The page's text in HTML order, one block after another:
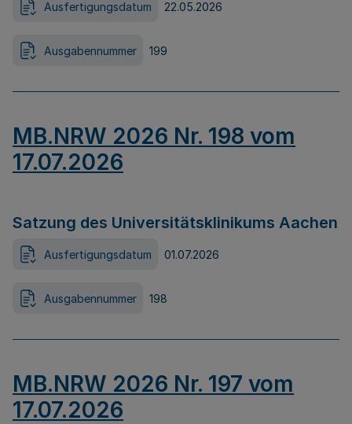
Ausfertigungsdatum 22.05.2026
Ausgabennummer 199
MB.NRW 2026 Nr. 198 vom
17.07.2026
Satzung des Universitätsklinikums Aachen
Ausfertigungsdatum 01.07.2026
Ausgabennummer 198
MB.NRW 2026 Nr. 197 vom
17.07.2026